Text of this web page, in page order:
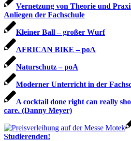
Vernetzung von Theorie und
Anliegen der Fachschule
Kleiner Ball – großer Wurf
AFRICAN BIKE – poA
Naturschutz – poA
Moderner Unterricht in der
A cocktail done right can really
care. (Danny Meyer)
Studierenden!